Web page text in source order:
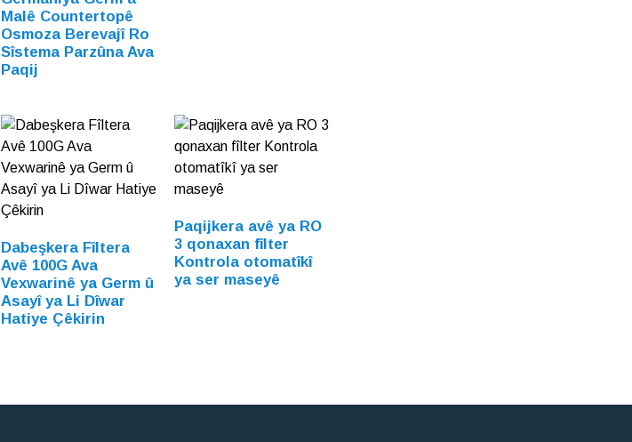
Malê Countertopê
Osmoza Berevajî Ro
Sîstema Parzûna Ava
Paqij
Dabeşkera Fîltera
Avê 100G Ava
Vexwarinê ya Germ û
Asayî ya Li Dîwar
Hatiye Çêkirin
Paqijkera avê ya RO
3 qonaxan fîlter
Kontrola otomatîkî
ya ser maseyê